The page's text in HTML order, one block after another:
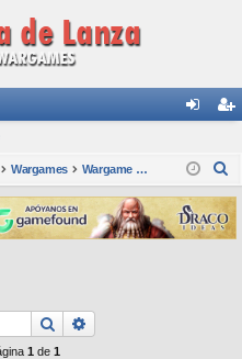
nti
fic
ar
ist
ra
rs
Wargames Wargame Depot
s
c
Buscar
1 de 1